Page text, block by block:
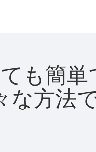
も簡単
な方法